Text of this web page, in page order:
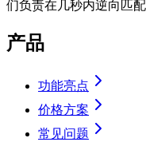
们负责在几秒内逆向匹
产品
功能亮点
价格方案
常见问题